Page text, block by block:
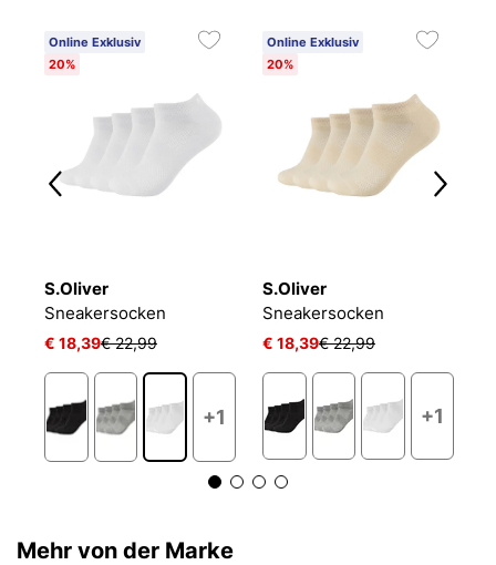
Online Exklusiv
20%
S.Oliver
Sneakersocken
€ 18,39€ 22,99
+1
Online Exklusiv
20%
S.Oliver
Sneakersocken
€ 18,39€ 22,99
+1
Mehr von der Marke